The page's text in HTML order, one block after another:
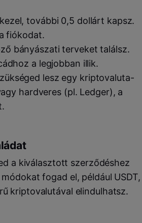
további 0,5 dollárt kapsz.
fiókodat.
bányászati terveket találsz.
a legjobban illik.
lesz egy kriptovaluta-
hardveres (pl. Ledger), a
a kiválasztott szerződéshez
fogad el, például USDT,
kriptovalutával elindulhatsz.